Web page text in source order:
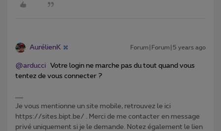
AurélienK Forum|Forum|5 years ago
@arducci Votre login ne marche pas du tout quand vous
tentez de vous connecter ?
Je vous mentionne un site mobile, retrouvez le ici
https://sites.bipt.be/ . Merci de me contacter en message
privé uniquement si je le demande. Notez également le lien